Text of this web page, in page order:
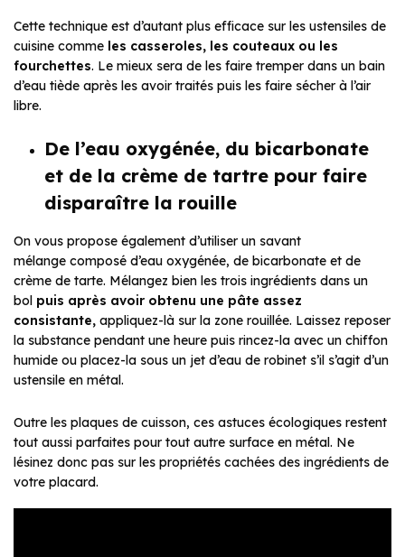
Cette technique est d’autant plus efficace sur les ustensiles de
cuisine comme les casseroles, les couteaux ou les
fourchettes. Le mieux sera de les faire tremper dans un bain
d’eau tiède après les avoir traités puis les faire sécher à l’air
libre.
De l’eau oxygénée, du bicarbonate
et de la crème de tartre pour faire
disparaître la rouille
On vous propose également d’utiliser un savant
mélange composé d’eau oxygénée, de bicarbonate et de
crème de tarte. Mélangez bien les trois ingrédients dans un
bol puis après avoir obtenu une pâte assez
consistante, appliquez-là sur la zone rouillée. Laissez reposer
la substance pendant une heure puis rincez-la avec un chiffon
humide ou placez-la sous un jet d’eau de robinet s’il s’agit d’un
ustensile en métal.
Outre les plaques de cuisson, ces astuces écologiques restent
tout aussi parfaites pour tout autre surface en métal. Ne
lésinez donc pas sur les propriétés cachées des ingrédients de
votre placard.